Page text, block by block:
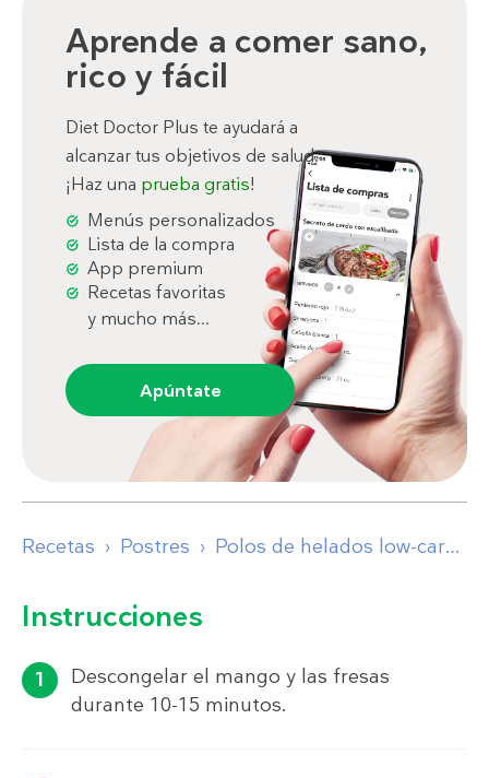
Aprende a comer sano,
rico y fácil
Diet Doctor Plus te ayudará a
alcanzar tus objetivos de salud.
¡Haz una prueba gratis!
Menús personalizados
Lista de la compra
App premium
Recetas favoritas
y mucho más...
Apúntate
Recetas Postres Polos de helados low-carb de yogur
Instrucciones
Descongelar el mango y las fresas
durante 10-15 minutos.